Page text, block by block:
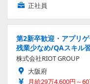
正社員
第2新卒歓迎・アプリ
残業少なめ/QAスキル
株式会社RIOT GROUP
大阪府
月給29万4,600円～